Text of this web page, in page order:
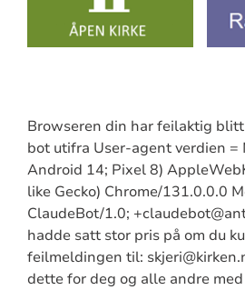
Browseren din har feilaktig
bot utifra User-agent verdien =
Android 14; Pixel 8)
like Gecko) Chrome/131.0.0.0
ClaudeBot/1.0;
hadde satt stor pris på om du
feilmeldingen til:
dette for deg og alle andre